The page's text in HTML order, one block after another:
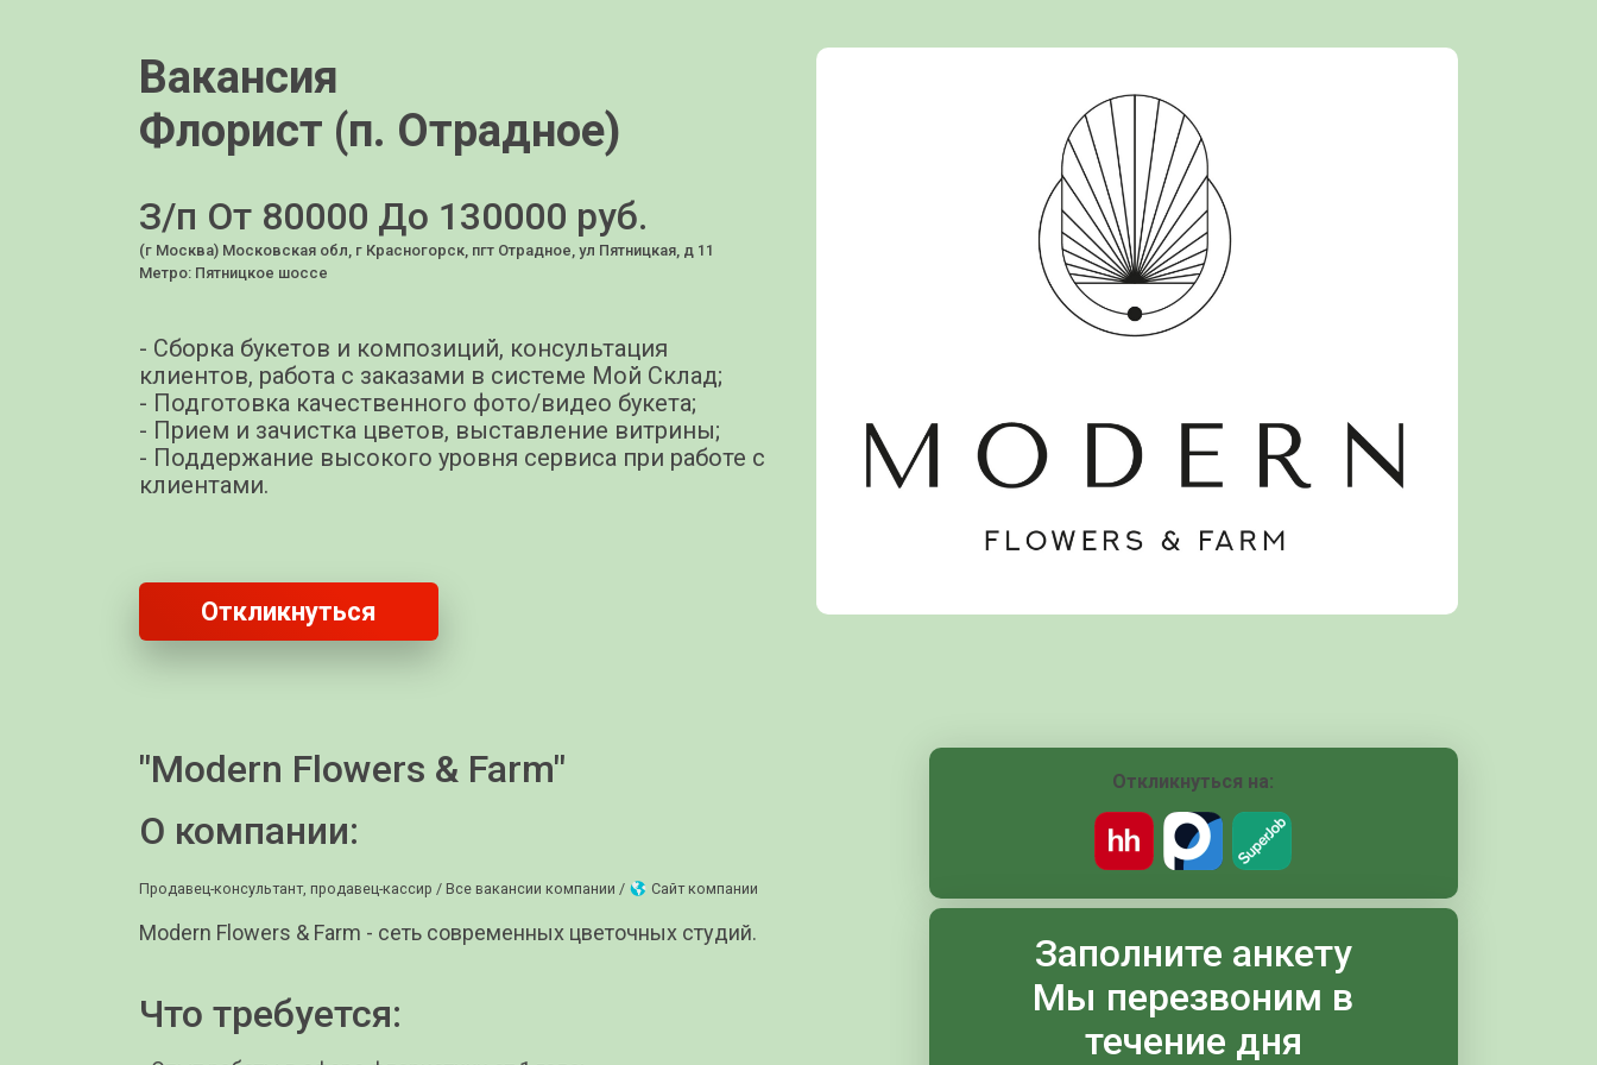
Вакансия
Флорист (п. Отрадное)
З/п От 80000 До 130000 руб.
(г Москва) Московская обл, г Красногорск, пгт Отрадное, ул Пятницкая, д 11
Метро: Пятницкое шоссе
- Сборка букетов и композиций, консультация
клиентов, работа с заказами в системе Мой Склад;
- Подготовка качественного фото/видео букета;
- Прием и зачистка цветов, выставление витрины;
- Поддержание высокого уровня сервиса при работе с
клиентами.
Откликнуться
"Modern Flowers & Farm"
О компании:
Продавец-консультант, продавец-кассир / Все вакансии компании / Сайт компании
Modern Flowers & Farm - сеть современных цветочных студий.
Что требуется:
Откликнуться на:
Заполните анкету
Мы перезвоним в
течение дня